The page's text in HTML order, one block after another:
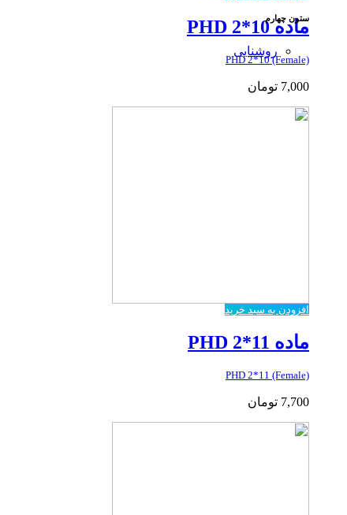
ستون چهارم
روشنایی
ماده PHD 2*10
PHD 2*10 (Female)
7,000 تومان
افزودن به سبد خرید
ماده PHD 2*11
PHD 2*11 (Female)
7,700 تومان